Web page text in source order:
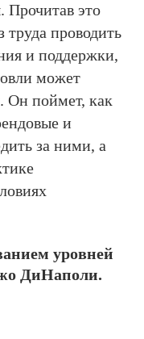
Прочитав это
труда проводить
и поддержки,
может
Он поймет, как
и
за ними, а
уровней
ДиНаполи.